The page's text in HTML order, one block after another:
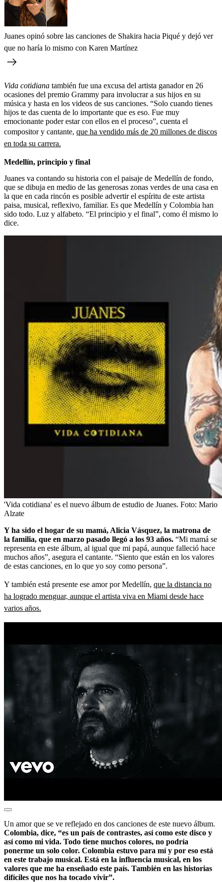
Juanes opinó sobre las canciones de Shakira hacia Piqué y dejó ver
que no haría lo mismo con Karen Martínez
Vida cotidiana también fue una excusa del artista ganador en 26
ocasiones del premio Grammy para involucrar a sus hijos en su
música y hasta en los videos de sus canciones. “Solo cuando tienes
hijos te das cuenta de lo importante que es eso. Fue muy
emocionante poder estar con ellos en el proceso”, cuenta el
compositor y cantante, que ha vendido más de 20 millones de discos
en toda su carrera.
Medellín, principio y final
Juanes va contando su historia con el paisaje de Medellín de fondo,
que se dibuja en medio de las generosas zonas verdes de una casa en
la que en cada rincón es posible advertir el espíritu de este artista
paisa, musical, reflexivo, familiar. Es que Medellín y Colombia han
sido todo. Luz y alfabeto. “El principio y el final”, como él mismo lo
dice.
'Vida cotidiana' es el nuevo álbum de estudio de Juanes. Foto: Mario
Alzate
Y ha sido el hogar de su mamá, Alicia Vásquez, la matrona de
la familia, que en marzo pasado llegó a los 93 años. “Mi mamá se
representa en este álbum, al igual que mi papá, aunque falleció hace
muchos años”, asegura el cantante. “Siento que están en los valores
de estas canciones, en lo que yo soy como persona”.
Y también está presente ese amor por Medellín, que la distancia no
ha logrado menguar, aunque el artista viva en Miami desde hace
varios años.
Un amor que se ve reflejado en dos canciones de este nuevo álbum.
Colombia, dice, “es un país de contrastes, así como este disco y
así como mi vida. Todo tiene muchos colores, no podría
ponerme un solo color. Colombia estuvo para mí y por eso está
en este trabajo musical. Está en la influencia musical, en los
valores que me ha enseñado este país. También en las historias
difíciles que nos ha tocado vivir”.